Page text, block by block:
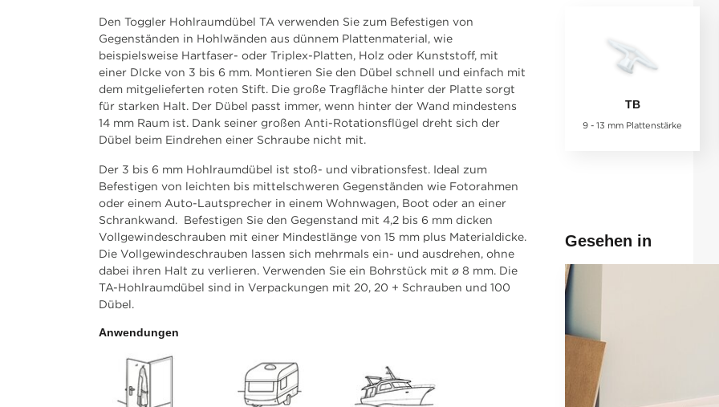
Den Toggler Hohlraumdübel TA verwenden Sie zum Befestigen von
Gegenständen in Hohlwänden aus dünnem Plattenmaterial, wie
beispielsweise Hartfaser- oder Triplex-Platten, Holz oder Kunststoff, mit
einer DIcke von 3 bis 6 mm. Montieren Sie den Dübel schnell und einfach mit
dem mitgelieferten roten Stift. Die große Tragfläche hinter der Platte sorgt
für starken Halt. Der Dübel passt immer, wenn hinter der Wand mindestens
14 mm Raum ist. Dank seiner großen Anti-Rotationsflügel dreht sich der
Dübel beim Eindrehen einer Schraube nicht mit.
Der 3 bis 6 mm Hohlraumdübel ist stoß- und vibrationsfest. Ideal zum
Befestigen von leichten bis mittelschweren Gegenständen wie Fotorahmen
oder einem Auto-Lautsprecher in einem Wohnwagen, Boot oder an einer
Schrankwand. Befestigen Sie den Gegenstand mit 4,2 bis 6 mm dicken
Vollgewindeschrauben mit einer Mindestlänge von 15 mm plus Materialdicke.
Die Vollgewindeschrauben lassen sich mehrmals ein- und ausdrehen, ohne
dabei ihren Halt zu verlieren. Verwenden Sie ein Bohrstück mit ø 8 mm. Die
TA-Hohlraumdübel sind in Verpackungen mit 20, 20 + Schrauben und 100
Dübel.
Anwendungen
TB
9 - 13 mm Plattenstärke
Gesehen in